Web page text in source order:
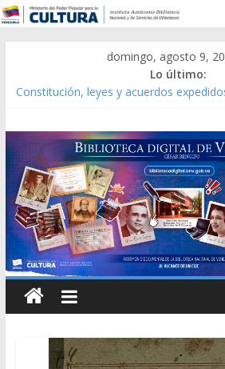
domingo, agosto 9,
Lo último:
Constitución, leyes y acuerdos
Modesta Bor Sánchez [material gráfico]
Gaceta Oficial de la República de
Caracas 09 de marzo de 2006 N° 38.394
Catálogo temático de obras de